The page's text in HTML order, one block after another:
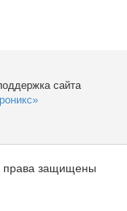
сайта
права защищены